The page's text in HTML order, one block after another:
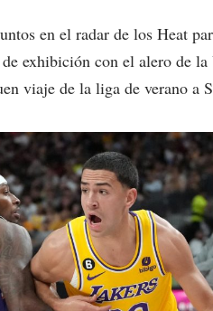
en el radar de los Heat
exhibición con el alero de
viaje de la liga de verano a